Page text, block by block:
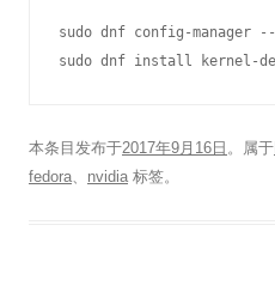
sudo dnf config-
本条目发布于2017年9月16日 。属于
fedora
nvidia 标签。